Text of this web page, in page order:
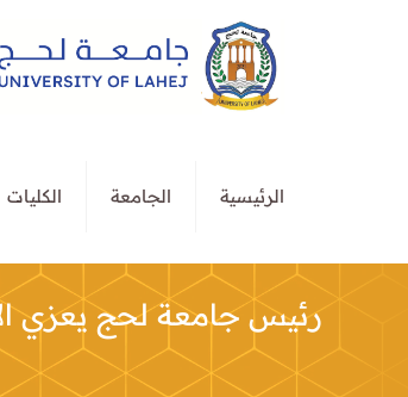
الرئيسية الجامعة الكليات
رئيس جامعة لحج يعزي